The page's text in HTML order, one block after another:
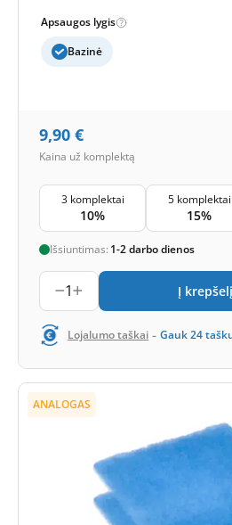
Apsaugos lygis
Bazinė
9,90 €
Kaina už komplektą
3 komplektai
10%
5 komplektai
15%
Išsiuntimas: 1-2 darbo dienos
1 Į
Lojalumo taškai - Gauk24
ANALOGAS